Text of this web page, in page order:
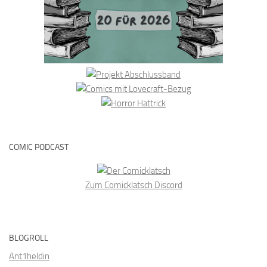
COMIC PODCAST
Zum Comicklatsch Discord
BLOGROLL
Ant1heldin